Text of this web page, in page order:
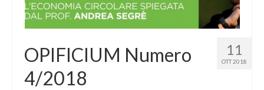
CNPI
Regulated professions in the EU
11
OTT 2018
OPIFICIUM Numero
4/2018